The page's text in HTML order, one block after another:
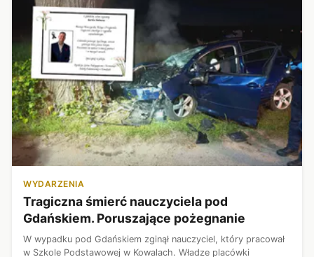
WYDARZENIA
Tragiczna śmierć nauczyciela pod
Gdańskiem. Poruszające pożegnanie
W wypadku pod Gdańskiem zginął nauczyciel, który pracował
w Szkole Podstawowej w Kowalach. Władze placówki